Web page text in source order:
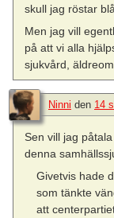
skull jag röstar
Men jag vill
på att vi alla
sjukvård,
Ninni den 14
Sen vill jag
denna
Givetvis hade
som tänkte
att